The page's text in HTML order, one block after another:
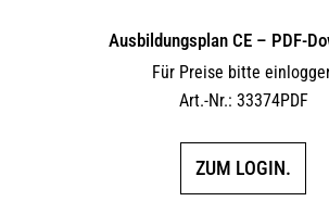
Ausbildungsplan CE – PDF-
Für Preise bitte
Art.-Nr.: 33374PDF
ZUM LOGIN.